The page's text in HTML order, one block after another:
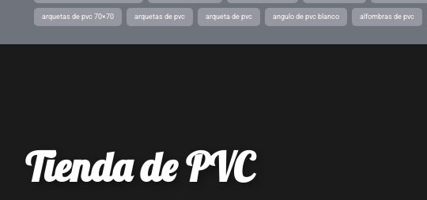
arquetas de pvc 70×70 arquetas de pvc arqueta de pvc angulo de pvc blanco alfombras de pvc
Tienda de PVC